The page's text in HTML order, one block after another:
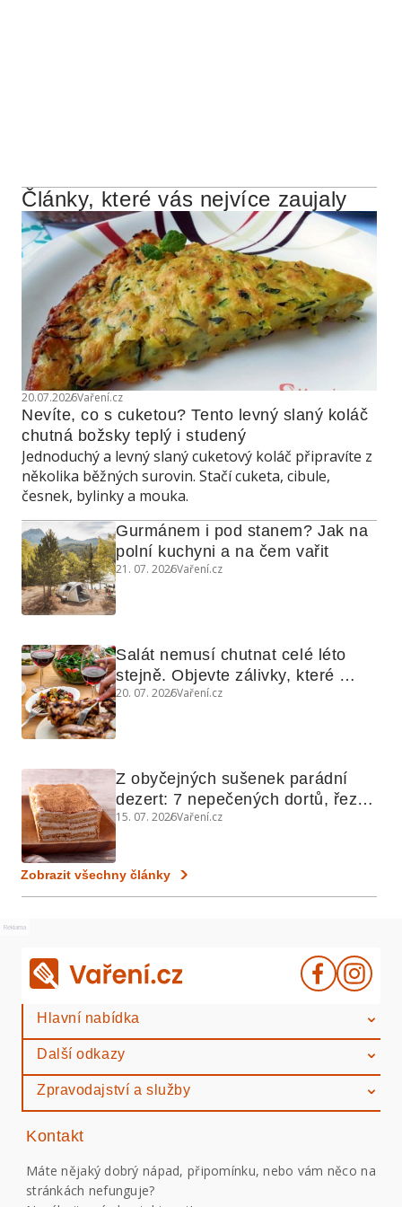
Články, které vás nejvíce zaujaly
20.07.2026Vaření.cz
Nevíte, co s cuketou? Tento levný slaný koláč
chutná božsky teplý i studený
Jednoduchý a levný slaný cuketový koláč připravíte z
několika běžných surovin. Stačí cuketa, cibule,
česnek, bylinky a mouka.
Gurmánem i pod stanem? Jak na
polní kuchyni a na čem vařit
21. 07. 2026Vaření.cz
Salát nemusí chutnat celé léto
stejně. Objevte zálivky, které
využijete i na maso, nudle nebo
20. 07. 2026Vaření.cz
Z obyčejných sušenek parádní
dezert: 7 nepečených dortů, řezů
a koláčů
15. 07. 2026Vaření.cz
Zobrazit všechny články
Reklama
Hlavní nabídka
Další odkazy
Zpravodajství a služby
Kontakt
Máte nějaký dobrý nápad, připomínku, nebo vám něco na
stránkách nefunguje?